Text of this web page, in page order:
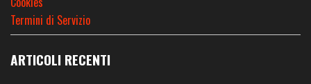
Termini di Servizio
ARTICOLI RECENTI